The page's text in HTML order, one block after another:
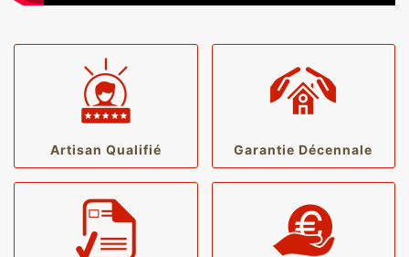
Artisan Qualifié Garantie Décennale